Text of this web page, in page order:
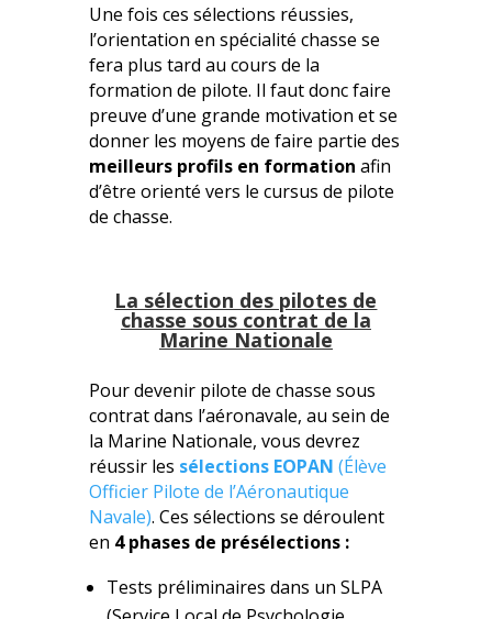
Une fois ces sélections réussies,
l’orientation en spécialité chasse se
fera plus tard au cours de la
formation de pilote. Il faut donc faire
preuve d’une grande motivation et se
donner les moyens de faire partie des
meilleurs profils en formation afin
d’être orienté vers le cursus de pilote
de chasse.
La sélection des pilotes de
chasse sous contrat de la
Marine Nationale
Pour devenir pilote de chasse sous
contrat dans l’aéronavale, au sein de
la Marine Nationale, vous devrez
réussir les sélections EOPAN (Élève
Officier Pilote de l’Aéronautique
Navale). Ces sélections se déroulent
en 4 phases de présélections :
Tests préliminaires dans un SLPA